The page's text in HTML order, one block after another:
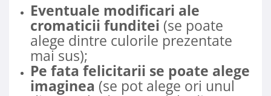
Eventuale modificari ale
cromaticii funditei (se poate
alege dintre culorile prezentate
mai sus);
Pe fata felicitarii se poate alege
imaginea (se pot alege ori unul